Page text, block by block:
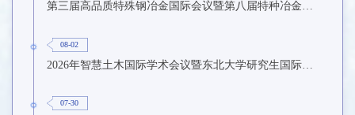
第三届高品质特殊钢冶金国际会议暨第八届特种冶金技术学术会议在东北大学召开
08-02
2026年智慧土木国际学术会议暨东北大学研究生国际暑期学校第九期在东北大学召开
07-30